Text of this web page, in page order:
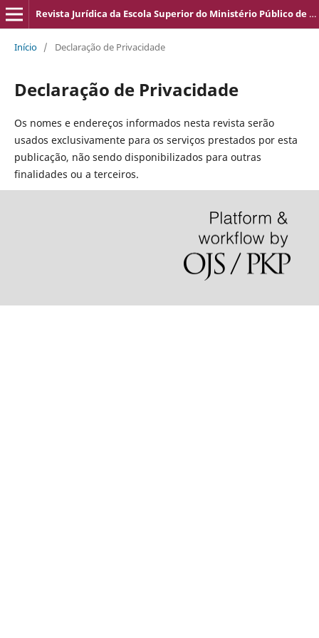
Revista Jurídica da Escola Superior do Ministério Público de Pernambuco
Início / Declaração de Privacidade
Declaração de Privacidade
Os nomes e endereços informados nesta revista serão
usados exclusivamente para os serviços prestados por esta
publicação, não sendo disponibilizados para outras
finalidades ou a terceiros.